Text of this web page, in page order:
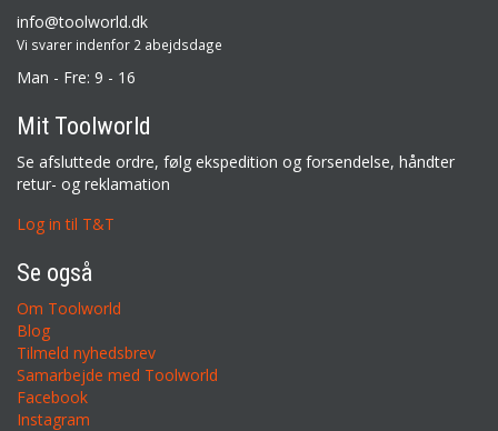
info@toolworld.dk
Vi svarer indenfor 2 abejdsdage
Man - Fre: 9 - 16
Mit Toolworld
Se afsluttede ordre, følg ekspedition og forsendelse, håndter
retur- og reklamation
Log in til T&T
Se også
Om Toolworld
Blog
Tilmeld nyhedsbrev
Samarbejde med Toolworld
Facebook
Instagram